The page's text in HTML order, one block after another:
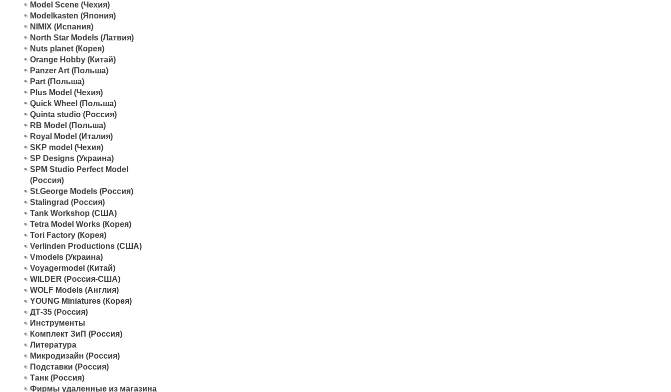
Model Scene (Чехия)
Modelkasten (Япония)
NIMIX (Испания)
North Star Models (Латвия)
Nuts planet (Корея)
Orange Hobby (Китай)
Panzer Art (Польша)
Part (Польша)
Plus Model (Чехия)
Quick Wheel (Польша)
Quinta studio (Россия)
RB Model (Польша)
Royal Model (Италия)
SKP model (Чехия)
SP Designs (Украина)
SPM Studio Perfect Model
(Россия)
St.George Models (Россия)
Stalingrad (Россия)
Tank Workshop (США)
Tetra Model Works (Корея)
Tori Factory (Корея)
Verlinden Productions (США)
Vmodels (Украина)
Voyagermodel (Китай)
WILDER (Россия-США)
WOLF Models (Англия)
YOUNG Miniatures (Корея)
ДТ-35 (Россия)
Инструменты
Комплект ЗиП (Россия)
Литература
Микродизайн (Россия)
Подставки (Россия)
Танк (Россия)
Фирмы удаленные из магазина